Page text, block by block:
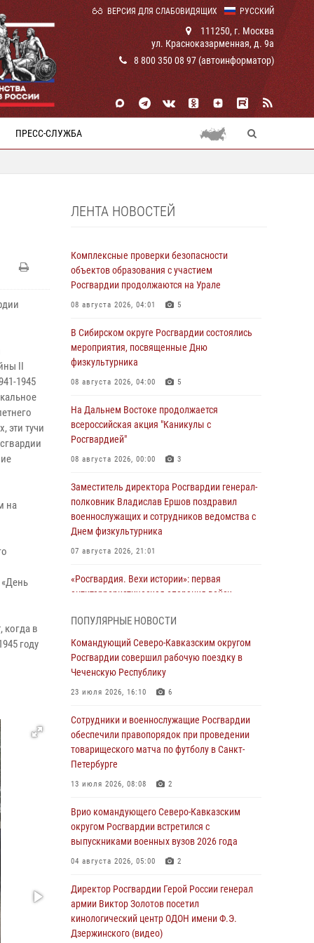
РУССКИЙ
ВЕРСИЯ ДЛЯ СЛАБОВИДЯЩИХ
111250, г. Москва
ул. Красноказарменная, д. 9а
8 800 350 08 97 (автоинформатор)
ПРЕСС-СЛУЖБА
II
1945
эти тучи
на
когда в
году
ЛЕНТА НОВОСТЕЙ
Комплексные проверки безопасности
объектов образования с участием
Росгвардии продолжаются на Урале
08 августа 2026, 04:01 5
В Сибирском округе Росгвардии состоялись
мероприятия, посвященные Дню
физкультурника
08 августа 2026, 04:00 5
На Дальнем Востоке продолжается
всероссийская акция "Каникулы с
Росгвардией"
08 августа 2026, 00:00 3
Заместитель директора Росгвардии генерал-
полковник Владислав Ершов поздравил
военнослужащих и сотрудников ведомства с
Днем физкультурника
07 августа 2026, 21:01
«Росгвардия. Вехи истории»: первая
антитеррористическая операция войск
В Башкортостане при силовой поддержке
спецназа Росгвардии пресечена
противоправная деятельность, связанная с
07 августа 2026, 13:30 1
В Югре при содействии спецназа Росгвардии
пресечено более 180 нарушений
миграционного законодательства
Тонувшего ребенка спас росгвардеец в
Краснодарском крае
07 августа 2026, 12:37
Юные гости из летних лагерей посетили
кинологический центр Росгвардии (видео)
07 августа 2026, 12:20 3 1
ПОПУЛЯРНЫЕ НОВОСТИ
Командующий Северо-Кавказским округом
Росгвардии совершил рабочую поездку в
Чеченскую Республику
23 июля 2026, 16:10 6
Сотрудники и военнослужащие Росгвардии
обеспечили правопорядок при проведении
товарищеского матча по футболу в Санкт-
Петербурге
13 июля 2026, 08:08 2
Врио командующего Северо-Кавказским
округом Росгвардии встретился с
выпускниками военных вузов 2026 года
04 августа 2026, 05:00 2
Директор Росгвардии Герой России генерал
армии Виктор Золотов посетил
кинологический центр ОДОН имени Ф.Э.
Дзержинского (видео)